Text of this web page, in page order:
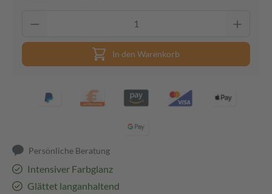
In den Warenkorb
Persönliche Beratung
Intensiver Farbglanz
Glättet langanhaltend